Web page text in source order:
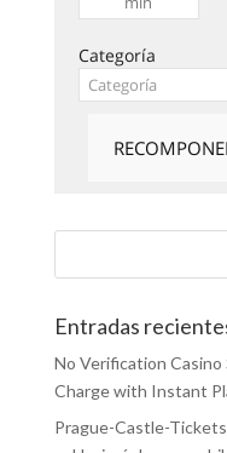
Categoría
Entradas
No Verification Casino
Charge with Instant
Prague-Castle-